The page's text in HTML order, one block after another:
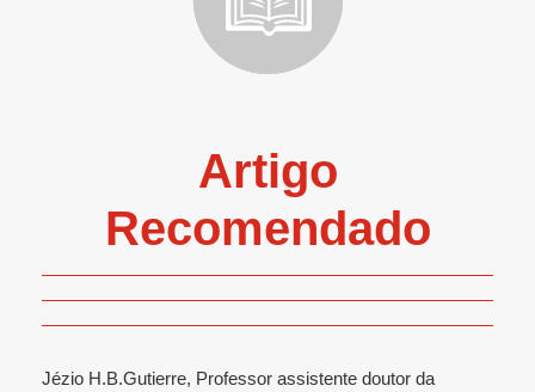
Artigo
Recomendado
Jézio H.B.Gutierre, Professor assistente doutor da